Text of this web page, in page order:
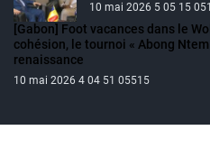
10 mai 2026 5 05 15
[Gabon] Foot vacances dans le
cohésion, le tournoi « Abong
renaissance
10 mai 2026 4 04 51 05515